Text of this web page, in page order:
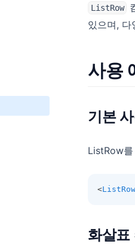
ListRow
있으며, 다
사용
기본
ListRow
<ListRow
화살표